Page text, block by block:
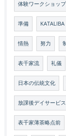
体験ワークショップ
準備 KATALIBA
情熱 努力
表千家流 礼儀
日本の伝統文化
放課後デイサービス
表千家薄茶略点前